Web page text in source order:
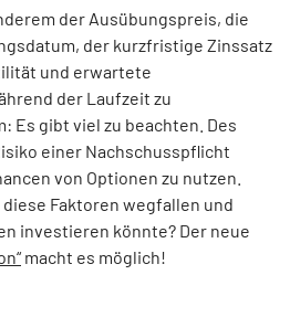
der Ausübungspreis, die
der kurzfristige Zinssatz
und erwartete
der Laufzeit zu
Es gibt viel zu beachten. Des
einer Nachschusspflicht
von Optionen zu nutzen.
Faktoren wegfallen und
investieren könnte? Der neue
macht es möglich!